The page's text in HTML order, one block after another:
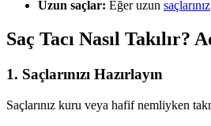
Uzun saçlar: Eğer uzun saçlarınız
Saç Tacı Nasıl Takılır?
1. Saçlarınızı Hazırlayın
Saçlarınız kuru veya hafif nemliyken